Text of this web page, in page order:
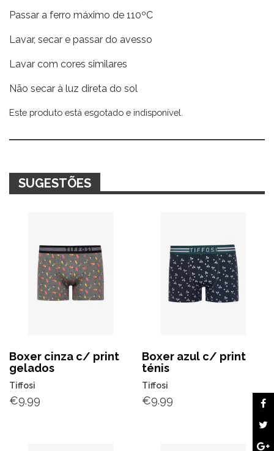
Passar a ferro máximo de 110ºC
Lavar, secar e passar do avesso
Lavar com cores similares
Não secar à luz direta do sol
Este produto está esgotado e indisponível.
Alternative:
SUGESTÕES
Boxer cinza c/ print
gelados
Tiffosi
€9.99
Boxer azul c/ print
ténis
Tiffosi
€9.99